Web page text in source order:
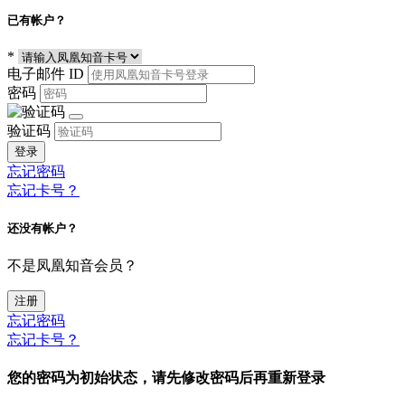
已有帐户？
*
电子邮件 ID
密码
验证码
登录
忘记密码
忘记卡号？
还没有帐户？
不是凤凰知音会员？
注册
忘记密码
忘记卡号？
您的密码为初始状态，请先修改密码后再重新登录